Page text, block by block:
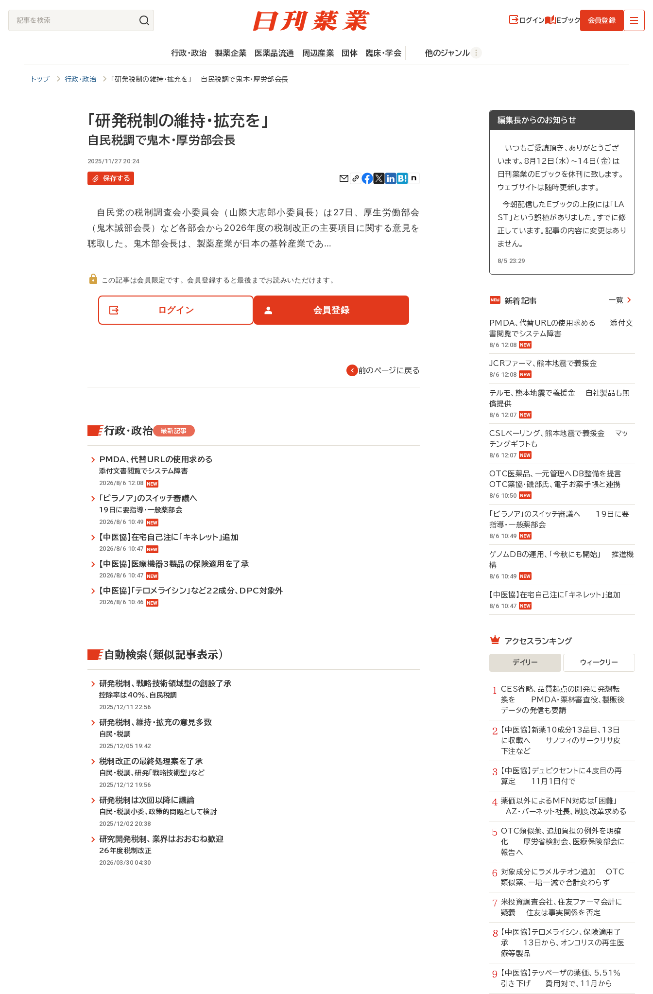
記
事
ログイン Eブック 会員登録
行政・政治 製薬企業 医薬品流通 周辺産業 団体 臨床・学会 他のジャンル
トップ 行政・政治 「研発税制の維持・拡充を」 自民税調で鬼木・厚労部会長
「研発税制の維持・拡充を」
自民税調で鬼木・厚労部会長
2025/11/27 20:24
保存する
自民党の税制調査会小委員会（山際大志郎小委員長）は27日、厚生労働部会
（鬼木誠部会長）など各部会から2026年度の税制改正の主要項目に関する意見を
聴取した。鬼木部会長は、製薬産業が日本の基幹産業であ…
て
この記事は会員限定です。会員登録すると最後までお読みいただけます。
ログイン 会員登録
前のページに戻る
行政・政治 最新記事
PMDA、代替URLの使用求める
添付文書閲覧でシステム障害
2026/8/6 12:08
「ビラノア」のスイッチ審議へ
19日に要指導・一般薬部会
2026/8/6 10:49
【中医協】在宅自己注に「キネレット」追加
2026/8/6 10:47
【中医協】医療機器3製品の保険適用を了承
2026/8/6 10:47
【中医協】「テロメライシン」など22成分、DPC対象外
2026/8/6 10:46
自動検索（類似記事表示）
研発税制、戦略技術領域型の創設了承
控除率は40％、自民税調
2025/12/11 22:56
研発税制、維持・拡充の意見多数
自民・税調
2025/12/05 19:42
税制改正の最終処理案を了承
自民・税調、研発「戦略技術型」など
2025/12/12 19:56
研発税制は次回以降に議論
自民・税調小委、政策的問題として検討
2025/12/02 20:38
研究開発税制、業界はおおむね歓迎
26年度税制改正
2026/03/30 04:30
編集長からのお知らせ
いつもご愛読頂き、ありがとうござ
います。8月12日（水）～14日（金）は
日刊薬業のEブックを休刊に致します。
ウェブサイトは随時更新します。
今朝配信したEブックの上段には「LA
ST」という誤植がありました。すでに修
正しています。記事の内容に変更はあり
ません。
8/5 23:29
新着記事 一覧
PMDA、代替URLの使用求める 添付文
書閲覧でシステム障害
8/6 12:08
JCRファーマ、熊本地震で義援金
8/6 12:08
テルモ、熊本地震で義援金 自社製品も無
償提供
8/6 12:07
CSLベーリング、熊本地震で義援金 マッ
チングギフトも
8/6 12:07
OTC医薬品、一元管理へDB整備を提言
OTC薬協・磯部氏、電子お薬手帳と連携
8/6 10:50
「ビラノア」のスイッチ審議へ 19日に要
指導・一般薬部会
8/6 10:49
ゲノムDBの運用、「今秋にも開始」 推進機
構
8/6 10:49
【中医協】在宅自己注に「キネレット」追加
8/6 10:47
アクセスランキング
デイリー ウィークリー
CES省略、品質起点の開発に発想転
換を PMDA・栗林審査役、製販後
データの発信も要請
【中医協】新薬10成分13品目、13日
に収載へ サノフィのサークリサ皮
下注など
【中医協】デュピクセントに4度目の再
算定 11月1日付で
薬価以外によるMFN対応は「困難」
AZ・バーネット社長、制度改革求める
OTC類似薬、追加負担の例外を明確
化 厚労省検討会、医療保険部会に
報告へ
対象成分にラメルテオン追加 OTC
類似薬、一増一減で合計変わらず
米投資調査会社、住友ファーマ会計に
疑義 住友は事実関係を否定
【中医協】テロメライシン、保険適用了
承 13日から、オンコリスの再生医
療等製品
【中医協】テッペーザの薬価、5.51％
引き下げ 費用対で、11月から